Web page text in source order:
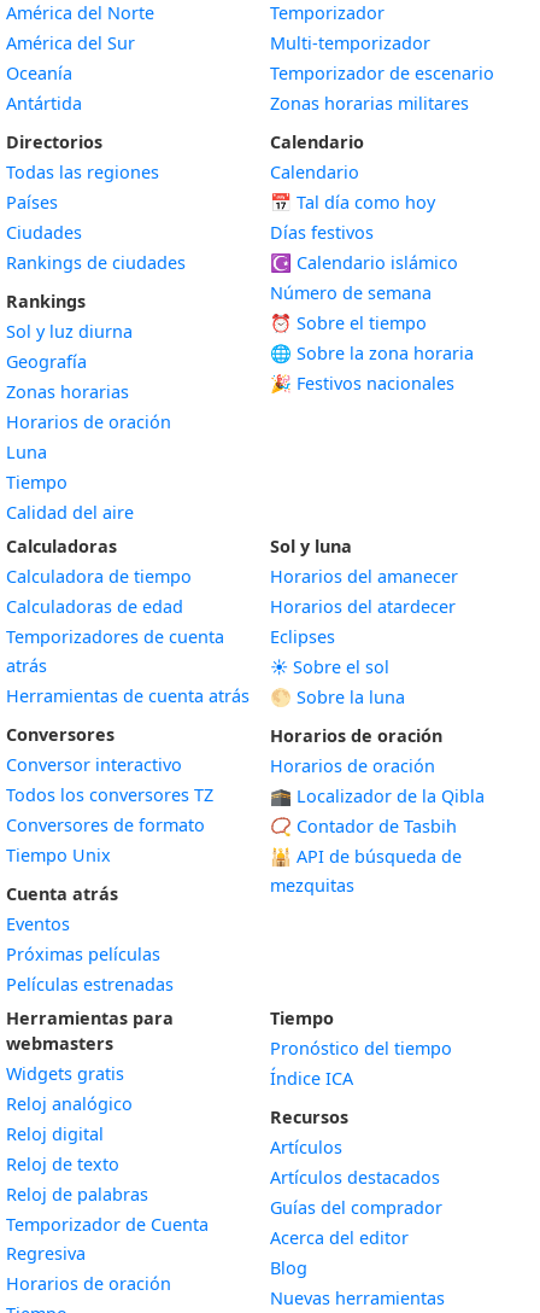
América del Norte
América del Sur
Oceanía
Antártida
Directorios
Todas las regiones
Países
Ciudades
Rankings de ciudades
Rankings
Sol y luz diurna
Geografía
Zonas horarias
Horarios de oración
Luna
Tiempo
Calidad del aire
Temporizador
Multi-temporizador
Temporizador de escenario
Zonas horarias militares
Calendario
Calendario
📅 Tal día como hoy
Días festivos
☪️ Calendario islámico
Número de semana
⏰ Sobre el tiempo
🌐 Sobre la zona horaria
🎉 Festivos nacionales
Calculadoras
Calculadora de tiempo
Calculadoras de edad
Temporizadores de cuenta
atrás
Herramientas de cuenta atrás
Conversores
Conversor interactivo
Todos los conversores TZ
Conversores de formato
Tiempo Unix
Cuenta atrás
Eventos
Próximas películas
Películas estrenadas
Sol y luna
Horarios del amanecer
Horarios del atardecer
Eclipses
☀️ Sobre el sol
🌕 Sobre la luna
Horarios de oración
Horarios de oración
🕋 Localizador de la Qibla
📿 Contador de Tasbih
🕌 API de búsqueda de
mezquitas
Herramientas para
webmasters
Widgets gratis
Reloj analógico
Reloj digital
Reloj de texto
Reloj de palabras
Temporizador de Cuenta
Regresiva
Horarios de oración
Tiempo
Pronóstico del tiempo
Índice ICA
Recursos
Artículos
Artículos destacados
Guías del comprador
Acerca del editor
Blog
Nuevas herramientas